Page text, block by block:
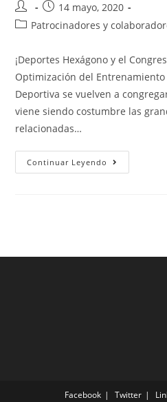
14 mayo, 2020
Patrocinadores y
¡Deportes Hexágono y el
Optimización del Entrenamiento
Deportiva se vuelven a
viene siendo costumbre las
relacionadas…
Continuar Leyendo
Facebook Twitter